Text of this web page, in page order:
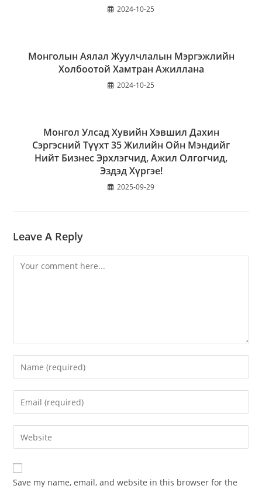
2024-10-25
Монголын Аялал Жуулчлалын Мэргэжлийн
Холбоотой Хамтран Ажиллана
2024-10-25
Монгол Улсад Хувийн Хэвшил Дахин
Сэргэсний Түүхт 35 Жилийн Ойн Мэндийг
Нийт Бизнес Эрхлэгчид, Ажил Олгогчид,
Эздэд Хүргэе!
2025-09-29
Leave A Reply
Save my name, email, and website in this browser for the